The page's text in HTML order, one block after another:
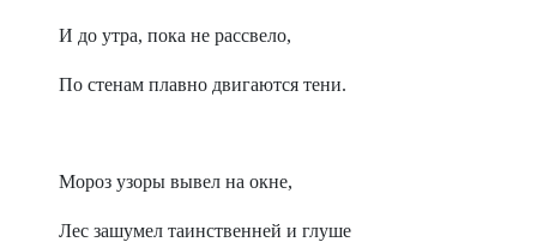
И до утра, пока не рассвело,
По стенам плавно двигаются тени.
Мороз узоры вывел на окне,
Лес зашумел таинственней и глуше